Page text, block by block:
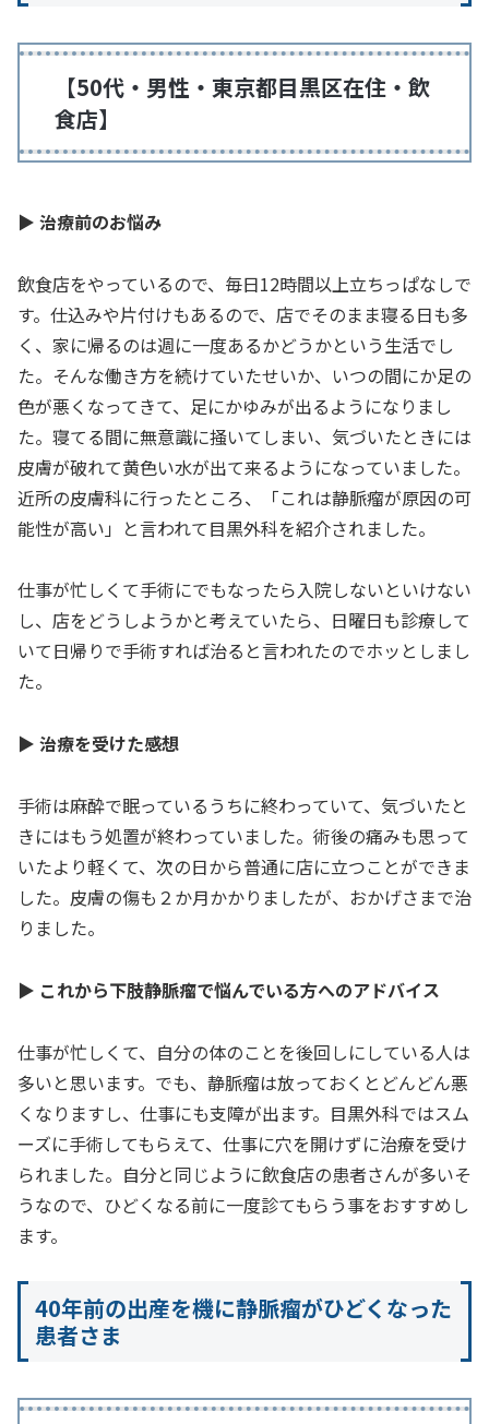
【50代・男性・東京都目黒区在住・飲
食店】
▶ 治療前のお悩み
飲食店をやっているので、毎日12時間以上立ちっぱなしで
す。仕込みや片付けもあるので、店でそのまま寝る日も多
く、家に帰るのは週に一度あるかどうかという生活でし
た。そんな働き方を続けていたせいか、いつの間にか足の
色が悪くなってきて、足にかゆみが出るようになりまし
た。寝てる間に無意識に掻いてしまい、気づいたときには
皮膚が破れて黄色い水が出て来るようになっていました。
近所の皮膚科に行ったところ、「これは静脈瘤が原因の可
能性が高い」と言われて目黒外科を紹介されました。
仕事が忙しくて手術にでもなったら入院しないといけない
し、店をどうしようかと考えていたら、日曜日も診療して
いて日帰りで手術すれば治ると言われたのでホッとしまし
た。
▶ 治療を受けた感想
手術は麻酔で眠っているうちに終わっていて、気づいたと
きにはもう処置が終わっていました。術後の痛みも思って
いたより軽くて、次の日から普通に店に立つことができま
した。皮膚の傷も２か月かかりましたが、おかげさまで治
りました。
▶ これから下肢静脈瘤で悩んでいる方へのアドバイス
仕事が忙しくて、自分の体のことを後回しにしている人は
多いと思います。でも、静脈瘤は放っておくとどんどん悪
くなりますし、仕事にも支障が出ます。目黒外科ではスム
ーズに手術してもらえて、仕事に穴を開けずに治療を受け
られました。自分と同じように飲食店の患者さんが多いそ
うなので、ひどくなる前に一度診てもらう事をおすすめし
ます。
40年前の出産を機に静脈瘤がひどくなった
患者さま